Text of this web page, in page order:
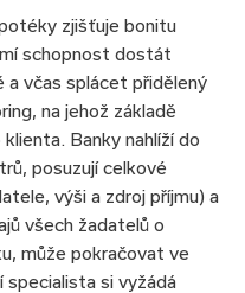
zjišťuje bonitu
schopnost dostát
a včas splácet přidělený
na jehož základě
Banky nahlíží do
posuzují celkové
výši a zdroj příjmu) a
všech žadatelů o
může pokračovat ve
si vyžádá